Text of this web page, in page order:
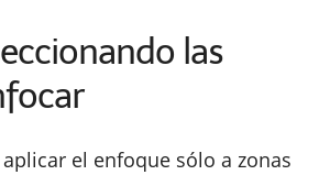
las
el enfoque sólo a zonas